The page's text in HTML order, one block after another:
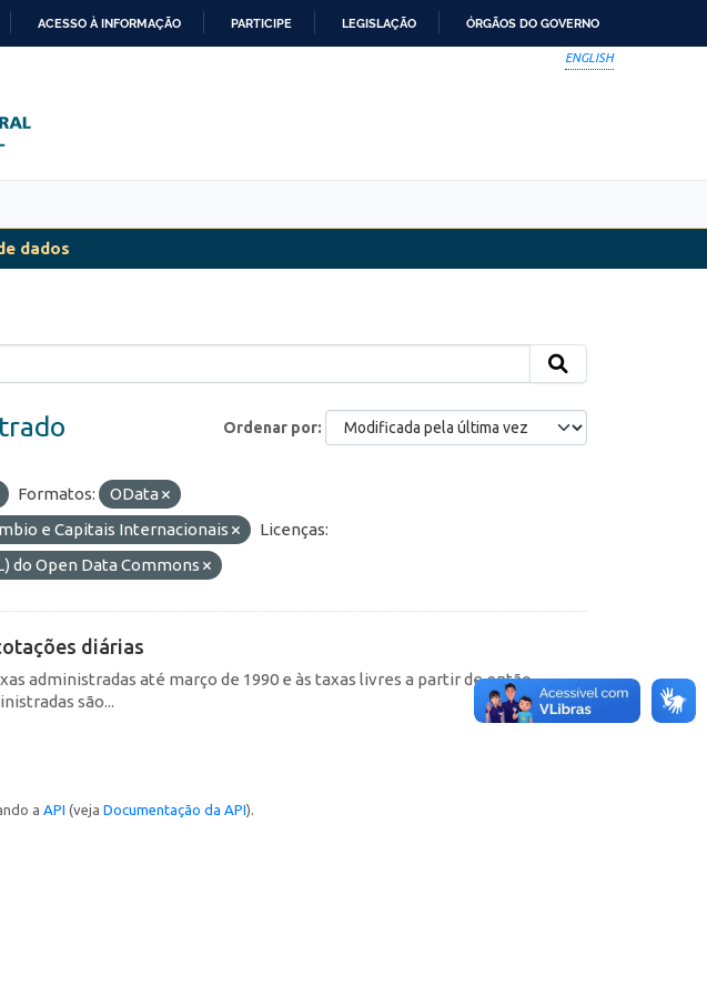
ACESSO À INFORMAÇÃO PARTICIPE LEGISLAÇÃO ÓRGÃOS DO GOVERNO
ENGLISH
dados
Ordenar por
Formatos:
OData
e Capitais Internacionais
Licenças:
do Open Data Commons
diárias
administradas até março de 1990 e às taxas livres a partir de então
são...
a API (veja Documentação da API).